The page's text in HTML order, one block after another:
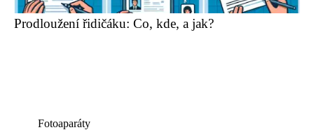
Prodloužení řidičáku: Co, kde, a jak?
Fotoaparáty